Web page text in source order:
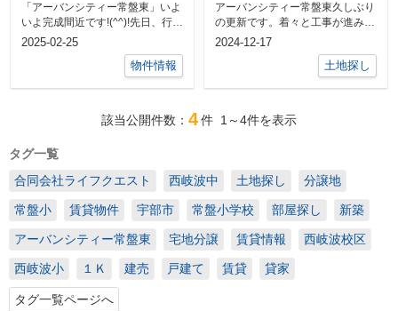
「アーバンシティー常盤東」いよ
いよ完成間近です!(^^)!先日、行政
による「完了検査」を受けまし
2025-02-25
物件情報
アーバンシティー常盤東久しぶり
の更新です。着々と工事が進み、
間もなく完成予定の新規分譲宅地
2024-12-17
土地探し
該当公開件数： 4件 1～4件を表示
タグ一覧
合同会社ライフクエスト
西岐波中 土地探し 分譲地
常盤小 賃貸物件 宇部市 常盤小学校 部屋探し 新築
アーバンシティー常盤東 宅地分譲 賃貸情報 西岐波校区
西岐波小 １Ｋ 建売 戸建て 賃貸 貸家
タグ一覧ページへ